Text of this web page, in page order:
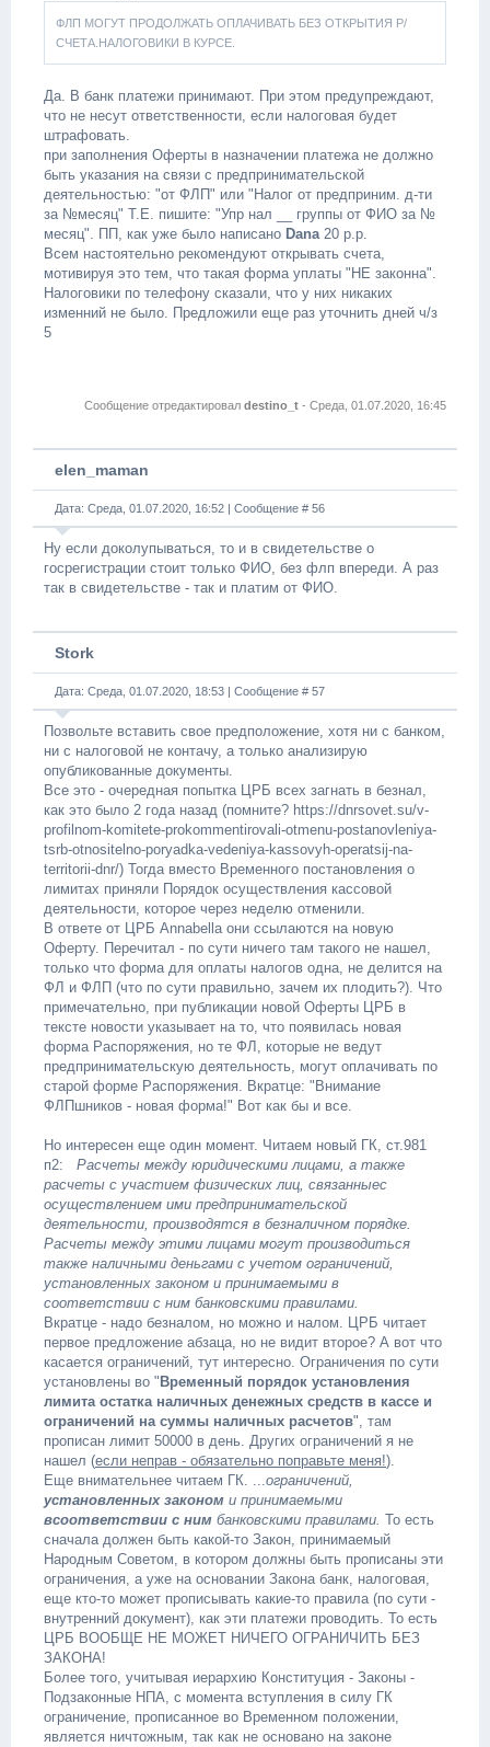
ФЛП МОГУТ ПРОДОЛЖАТЬ ОПЛАЧИВАТЬ БЕЗ ОТКРЫТИЯ Р/
СЧЕТА.НАЛОГОВИКИ В КУРСЕ.
Да. В банк платежи принимают. При этом предупреждают,
что не несут ответственности, если налоговая будет
штрафовать.
при заполнения Оферты в назначении платежа не должно
быть указания на связи с предпринимательской
деятельностью: "от ФЛП" или "Налог от предприним. д-ти
за №месяц" Т.Е. пишите: "Упр нал __ группы от ФИО за №
месяц". ПП, как уже было написано Dana20 р.р.
Всем настоятельно рекомендуют открывать счета,
мотивируя это тем, что такая форма уплаты "НЕ законна".
Налоговики по телефону сказали, что у них никаких
изменний не было. Предложили еще раз уточнить дней ч/з
5
Сообщение отредактировал destino_t - Среда, 01.07.2020, 16:45
elen_maman
Дата: Среда, 01.07.2020, 16:52 | Сообщение # 56
Ну если доколупываться, то и в свидетельстве о
госрегистрации стоит только ФИО, без флп впереди. А раз
так в свидетельстве - так и платим от ФИО.
Stork
Дата: Среда, 01.07.2020, 18:53 | Сообщение # 57
Позвольте вставить свое предположение, хотя ни с банком,
ни с налоговой не контачу, а только анализирую
опубликованные документы.
Все это - очередная попытка ЦРБ всех загнать в безнал,
как это было 2 года назад (помните? https://dnrsovet.su/v-
profilnom-komitete-prokommentirovali-otmenu-postanovleniya-
tsrb-otnositelno-poryadka-vedeniya-kassovyh-operatsij-na-
territorii-dnr/) Тогда вместо Временного постановления о
лимитах приняли Порядок осуществления кассовой
деятельности, которое через неделю отменили.
В ответе от ЦРБ Annabella они ссылаются на новую
Оферту. Перечитал - по сути ничего там такого не нашел,
только что форма для оплаты налогов одна, не делится на
ФЛ и ФЛП (что по сути правильно, зачем их плодить?). Что
примечательно, при публикации новой Оферты ЦРБ в
тексте новости указывает на то, что появилась новая
форма Распоряжения, но те ФЛ, которые не ведут
предпринимательскую деятельность, могут оплачивать по
старой форме Распоряжения. Вкратце: "Внимание
ФЛПшников - новая форма!" Вот как бы и все.
Но интересен еще один момент. Читаем новый ГК, ст.981
п2: Расчеты между юридическими лицами, а также
расчеты с участием физических лиц, связанныес
осуществлением ими предпринимательской
деятельности, производятся в безналичном порядке.
Расчеты между этими лицами могут производиться
также наличными деньгами с учетом ограничений,
установленных законом и принимаемыми в
соответствии с ним банковскими правилами.
Вкратце - надо безналом, но можно и налом. ЦРБ читает
первое предложение абзаца, но не видит второе? А вот что
касается ограничений, тут интересно. Ограничения по сути
установлены во " Временный порядок установления
лимита остатка наличных денежных средств в кассе и
ограничений на суммы наличных расчетов", там
прописан лимит 50000 в день. Других ограничений я не
нашел (если неправ - обязательно поправьте меня!).
Еще внимательнее читаем ГК. ...ограничений,
установленных законом и принимаемыми
всоответствии с ним банковскими правилами. То есть
сначала должен быть какой-то Закон, принимаемый
Народным Советом, в котором должны быть прописаны эти
ограничения, а уже на основании Закона банк, налоговая,
еще кто-то может прописывать какие-то правила (по сути -
внутренний документ), как эти платежи проводить. То есть
ЦРБ ВООБЩЕ НЕ МОЖЕТ НИЧЕГО ОГРАНИЧИТЬ БЕЗ
ЗАКОНА!
Более того, учитывая иерархию Конституция - Законы -
Подзаконные НПА, с момента вступления в силу ГК
ограничение, прописанное во Временном положении,
является ничтожным, так как не основано на законе